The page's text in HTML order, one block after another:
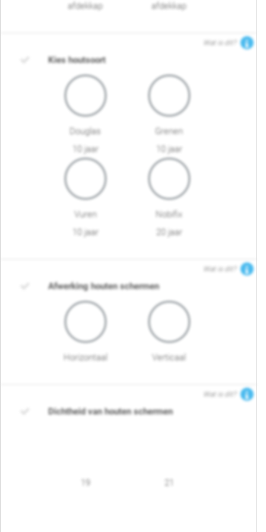
afdekkap
afdekkap
Wat is dit?
Kies houtsoort
Douglas
10 jaar
Grenen
10 jaar
Vuren
10 jaar
Nobifix
20 jaar
Wat is dit?
Afwerking houten schermen
Horizontaal Verticaal
Wat is dit?
Dichtheid van houten schermen
19